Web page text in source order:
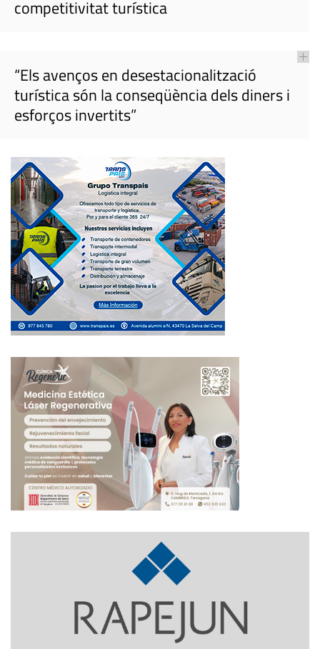
competitivitat turística
“Els avenços en desestacionalització
turística són la conseqüència dels diners i
esforços invertits”